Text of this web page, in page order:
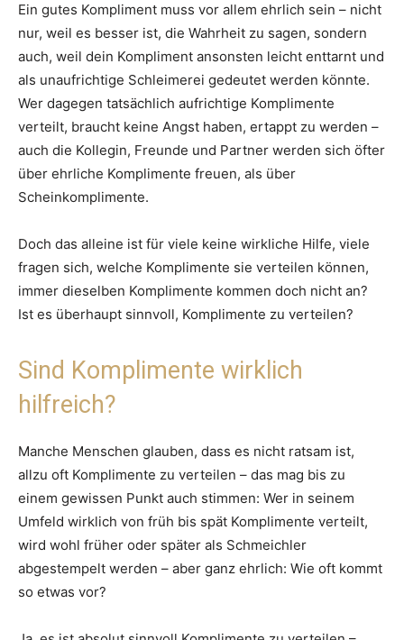
Ein gutes Kompliment muss vor allem ehrlich sein – nicht
nur, weil es besser ist, die Wahrheit zu sagen, sondern
auch, weil dein Kompliment ansonsten leicht enttarnt und
als unaufrichtige Schleimerei gedeutet werden könnte.
Wer dagegen tatsächlich aufrichtige Komplimente
verteilt, braucht keine Angst haben, ertappt zu werden –
auch die Kollegin, Freunde und Partner werden sich öfter
über ehrliche Komplimente freuen, als über
Scheinkomplimente.
Doch das alleine ist für viele keine wirkliche Hilfe, viele
fragen sich, welche Komplimente sie verteilen können,
immer dieselben Komplimente kommen doch nicht an?
Ist es überhaupt sinnvoll, Komplimente zu verteilen?
Sind Komplimente wirklich
hilfreich?
Manche Menschen glauben, dass es nicht ratsam ist,
allzu oft Komplimente zu verteilen – das mag bis zu
einem gewissen Punkt auch stimmen: Wer in seinem
Umfeld wirklich von früh bis spät Komplimente verteilt,
wird wohl früher oder später als Schmeichler
abgestempelt werden – aber ganz ehrlich: Wie oft kommt
so etwas vor?